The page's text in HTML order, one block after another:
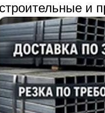
строительные и